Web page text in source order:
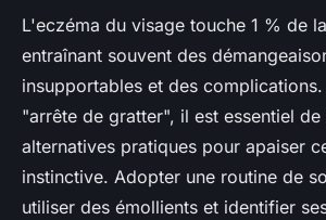
Comment apaiser
visage : conseils
efficaces
Damien•21 novembre 2024•8 min de
L'eczéma du visage touche 1 % de
entraînant souvent des
insupportables et des
"arrête de gratter", il est essentiel
alternatives pratiques pour apaiser
instinctive. Adopter une routine de
utiliser des émollients et identifier